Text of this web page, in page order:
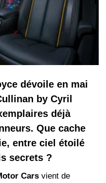
dévoile en mai
by Cyril
déjà
Que cache
entre ciel étoilé
secrets ?
Cars vient de